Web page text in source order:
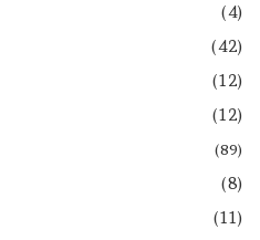
(4)
(42)
(12)
(12)
(89)
(8)
(11)